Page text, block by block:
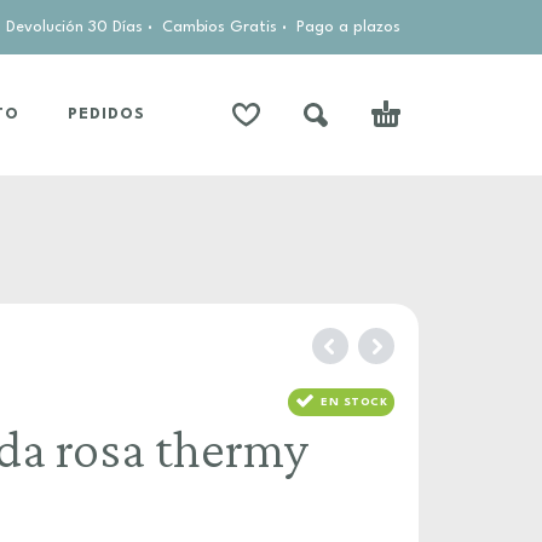
30 Días · Cambios Gratis · Pago a plazos
PEDIDOS
EN STOCK
rosa thermy